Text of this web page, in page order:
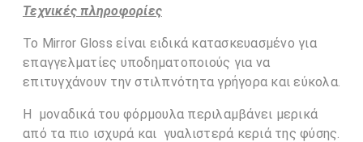
Τεχνικές πληροφορίες
Το Mirror Gloss είναι ειδικά κατασκευασμένο για
επαγγελματίες υποδηματοποιούς για να
επιτυγχάνουν την στιλπνότητα γρήγορα και εύκολα.
Η μοναδικά του φόρμουλα περιλαμβάνει μερικά
από τα πιο ισχυρά και γυαλιστερά κεριά της φύσης.